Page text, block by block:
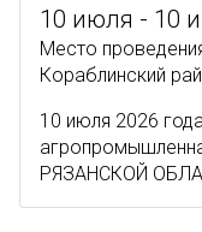
10 июля - 10
Место
Кораблинский
10 июля 2026
РЯЗАНСКОЙ